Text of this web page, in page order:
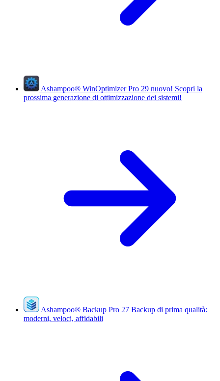
Ashampoo® WinOptimizer Pro 29 nuovo! Scopri la
prossima generazione di ottimizzazione dei sistemi!
Ashampoo® Backup Pro 27 Backup di prima qualità:
moderni, veloci, affidabili